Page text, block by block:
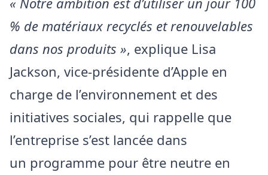
% de matériaux recyclés et renouvelables
dans nos produits », explique Lisa
Jackson, vice-présidente d’Apple en
charge de l’environnement et des
initiatives sociales, qui rappelle que
l’entreprise s’est lancée dans
un programme pour être neutre en